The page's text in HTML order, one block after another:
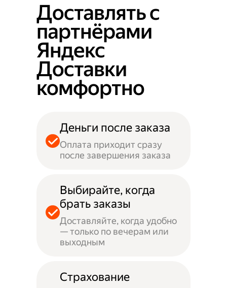
Доставлять с
партнёрами
Яндекс
Доставки
комфортно
Деньги после заказа
Оплата приходит сразу
после завершения заказа
Выбирайте, когда
брать заказы
Доставляйте, когда удобно
— только по вечерам или
выходным
Страхование